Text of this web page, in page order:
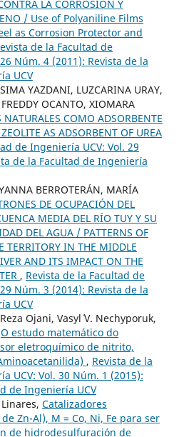
LA CORROSIÓN Y
/ Use of Polyaniline Films
as Corrosion Protector and
de la Facultad de
Núm. 4 (2011): Revista de la
UCV
YAZDANI, LUZCARINA URAY,
OCANTO, XIOMARA
NATURALES COMO ADSORBENTE
AS ADSORBENT OF UREA
de Ingeniería UCV: Vol. 29
de la Facultad de Ingeniería
BERROTERÁN, MARÍA
DE OCUPACIÓN DEL
MEDIA DEL RÍO TUY Y SU
DEL AGUA / PATTERNS OF
TERRITORY IN THE MIDDLE
AND ITS IMPACT ON THE
, Revista de la Facultad de
Núm. 3 (2014): Revista de la
UCV
Ojani, Vasyl´ V. Nechyporuk,
O estudo matemático do
eletroquímico de nitrito,
, Revista de la
UCV: Vol. 30 Núm. 1 (2015):
de Ingeniería UCV
Catalizadores
Zn-Al), M = Co, Ni, Fe para ser
de hidrodesulfuración de